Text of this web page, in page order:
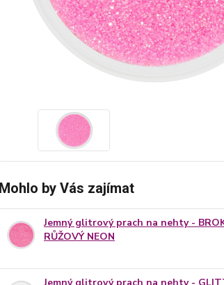
Mohlo by Vás zajímat
Jemný glitrový prach na nehty -
RŮŽOVÝ NEON